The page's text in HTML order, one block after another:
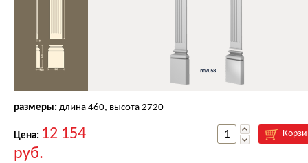
размеры: длина 460, высота 2720
Цена: 12 154
руб.